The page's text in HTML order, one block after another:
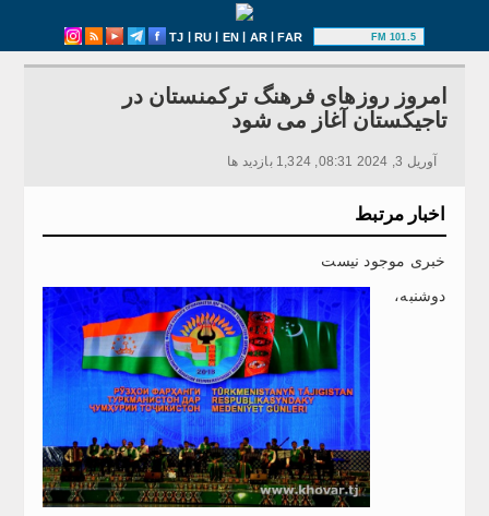
TJ | RU | EN | AR|FAR 101.5 FM
امروز روزهای فرهنگ ترکمنستان در
تاجیکستان آغاز می شود
آوریل 3, 2024 08:31, 1,324 بازدید ها
اخبار مرتبط
خبری موجود نیست
دوشنبه،